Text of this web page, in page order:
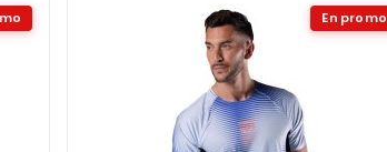
En promo